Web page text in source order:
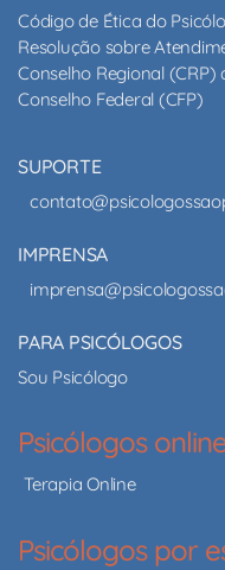
Código de Ética do
Resolução sobre
Conselho Regional (CRP)
Conselho Federal (CFP)
SUPORTE
IMPRENSA
PARA PSICÓLOGOS
Sou Psicólogo
Psicólogos
Terapia Online
Psicólogos por